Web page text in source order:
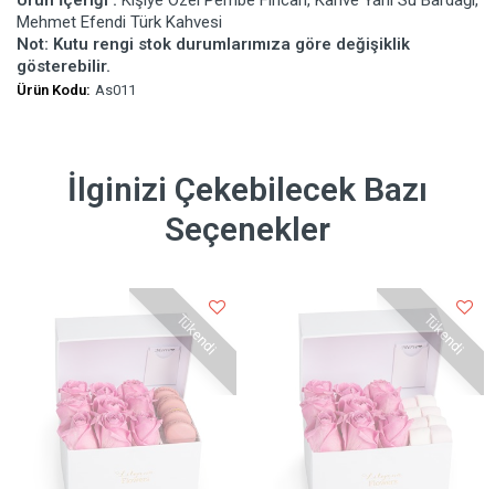
Mehmet Efendi Türk Kahvesi
Not: Kutu rengi stok durumlarımıza göre değişiklik
gösterebilir.
Ürün Kodu: As011
İlginizi Çekebilecek Bazı
Seçenekler
Tükendi Tükendi